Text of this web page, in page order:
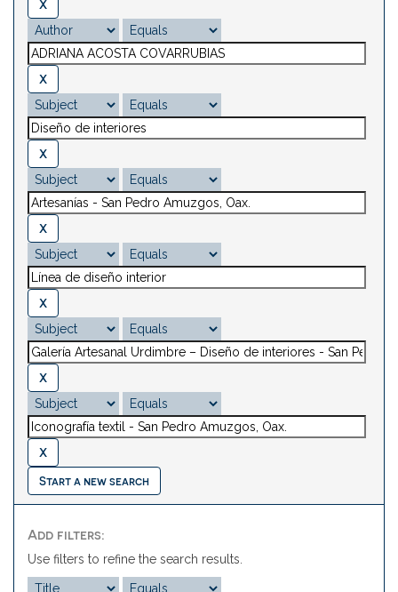
Start a new search
Add filters:
Use filters to refine the search results.